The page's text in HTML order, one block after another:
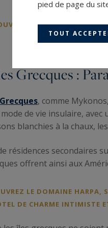
CET APPARTEMENT
Grecques :
, comme
de vie insulaire,
blanchies à la chaux,
résidences secondaires
offrent ainsi aux
LE DOMAINE HARPA,
DE CHARME INTIMISTE
pied de page du
TOUT